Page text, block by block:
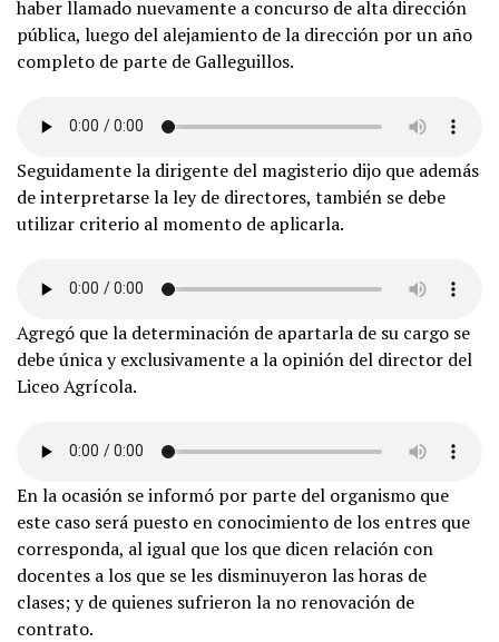
haber llamado nuevamente a concurso de alta dirección
pública, luego del alejamiento de la dirección por un año
completo de parte de Galleguillos.
Seguidamente la dirigente del magisterio dijo que además
de interpretarse la ley de directores, también se debe
utilizar criterio al momento de aplicarla.
Agregó que la determinación de apartarla de su cargo se
debe única y exclusivamente a la opinión del director del
Liceo Agrícola.
En la ocasión se informó por parte del organismo que
este caso será puesto en conocimiento de los entres que
corresponda, al igual que los que dicen relación con
docentes a los que se les disminuyeron las horas de
clases; y de quienes sufrieron la no renovación de
contrato.